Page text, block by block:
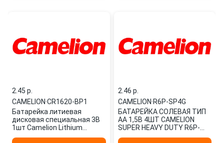
2.45 p.
CAMELION·CR1620-BP1
Батарейка литиевая
дисковая специальная 3В
1шт Camelion Lithium
2.46 p.
CAMELION·R6P-SP4G
БАТАРЕЙКА СОЛЕВАЯ ТИП
AA 1,5В 4ШТ CAMELION
SUPER HEAVY DUTY R6P-